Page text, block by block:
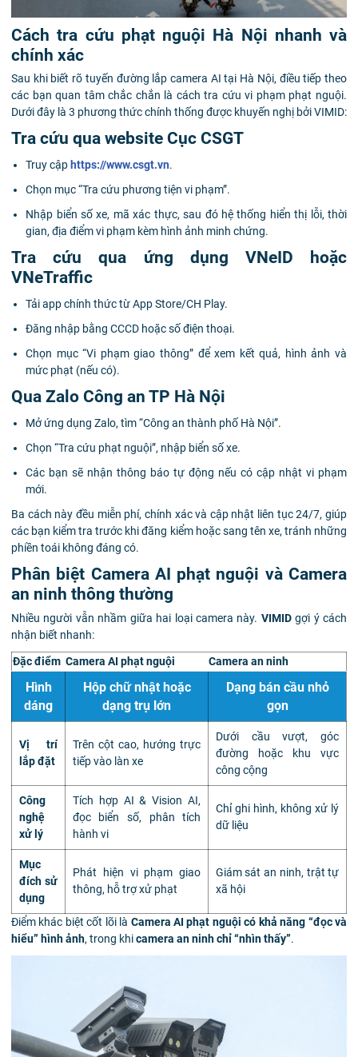
Cách tra cứu phạt nguội Hà Nội nhanh và
chính xác
Sau khi biết rõ tuyến đường lắp camera AI tại Hà Nội, điều tiếp theo
các bạn quan tâm chắc chắn là cách tra cứu vi phạm phạt nguội.
Dưới đây là 3 phương thức chính thống được khuyến nghị bởi VIMID:
Tra cứu qua website Cục CSGT
Truy cập https://www.csgt.vn.
Chọn mục “Tra cứu phương tiện vi phạm”.
Nhập biển số xe, mã xác thực, sau đó hệ thống hiển thị lỗi, thời
gian, địa điểm vi phạm kèm hình ảnh minh chứng.
Tra cứu qua ứng dụng VNeID hoặc
VNeTraffic
Tải app chính thức từ App Store/CH Play.
Đăng nhập bằng CCCD hoặc số điện thoại.
Chọn mục “Vi phạm giao thông” để xem kết quả, hình ảnh và
mức phạt (nếu có).
Qua Zalo Công an TP Hà Nội
Mở ứng dụng Zalo, tìm “Công an thành phố Hà Nội”.
Chọn “Tra cứu phạt nguội”, nhập biển số xe.
Các bạn sẽ nhận thông báo tự động nếu có cập nhật vi phạm
mới.
Ba cách này đều miễn phí, chính xác và cập nhật liên tục 24/7, giúp
các bạn kiểm tra trước khi đăng kiểm hoặc sang tên xe, tránh những
phiền toái không đáng có.
Phân biệt Camera AI phạt nguội và Camera
an ninh thông thường
Nhiều người vẫn nhầm giữa hai loại camera này. VIMIDgợi ý cách
nhận biết nhanh:
Đặc điểm Camera AI phạt nguội Camera an ninh
Hình
dáng
Hộp chữ nhật hoặc
dạng trụ lớn
Dạng bán cầu nhỏ
gọn
Vị trí
lắp đặt
Trên cột cao, hướng trực
tiếp vào làn xe
Dưới cầu vượt, góc
đường hoặc khu vực
công cộng
Công
nghệ
xử lý
Tích hợp AI & Vision AI,
đọc biển số, phân tích
hành vi
Chỉ ghi hình, không xử lý
dữ liệu
Mục
đích sử
dụng
Phát hiện vi phạm giao
thông, hỗ trợ xử phạt
Giám sát an ninh, trật tự
xã hội
Điểm khác biệt cốt lõi là Camera AI phạt nguội có khả năng “đọc và
hiểu” hình ảnh, trong khicamera an ninh chỉ “nhìn thấy”.